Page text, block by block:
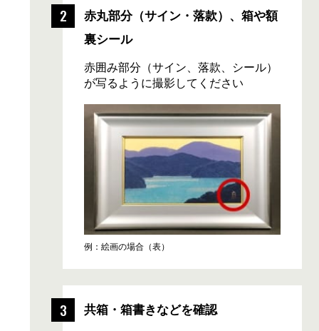
赤丸部分 （サイン・落款）、箱や額
裏シール
赤囲み部分（サイン、落款、シール）
が写るように撮影してください
例：絵画の場合（表）
共箱・箱書きなどを確認